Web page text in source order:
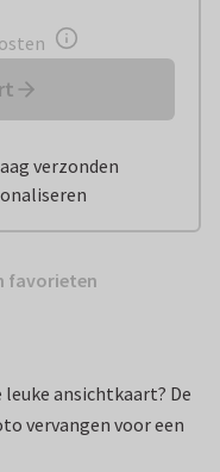
verzonden
favorieten
leuke ansichtkaart? De
vervangen voor een